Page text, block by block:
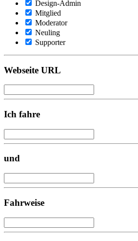
Design-Admin
Mitglied
Moderator
Neuling
Supporter
Webseite URL
Ich fahre
und
Fahrweise